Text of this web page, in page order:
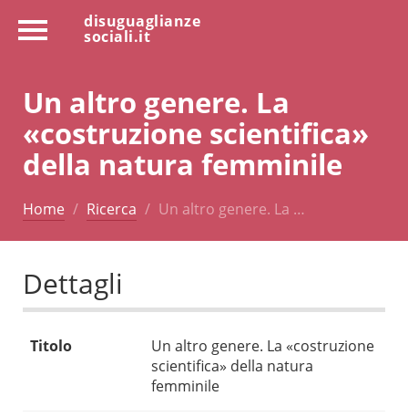
disuguaglianze
sociali.it
Un altro genere. La
«costruzione scientifica»
della natura femminile
Home Ricerca Un altro genere. La …
Dettagli
Titolo
Un altro genere. La «costruzione
scientifica» della natura
femminile